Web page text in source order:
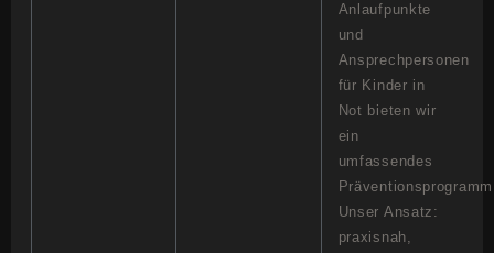
Anlaufpunkte
und
Ansprechpersonen
für Kinder in
Not bieten wir
ein
umfassendes
Unser Ansatz:
praxisnah,